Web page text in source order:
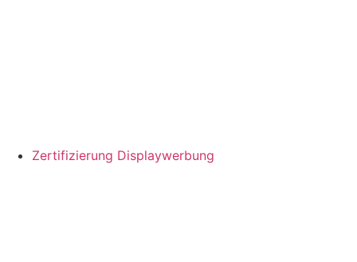
Zertifizierung Displaywerbung